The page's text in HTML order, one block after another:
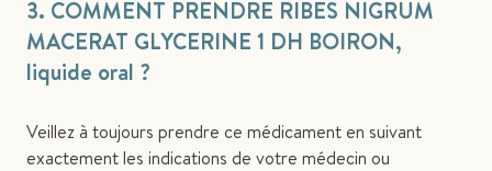
3. COMMENT PRENDRE RIBES NIGRUM
MACERAT GLYCERINE 1 DH BOIRON,
liquide oral ?
Veillez à toujours prendre ce médicament en suivant
exactement les indications de votre médecin ou